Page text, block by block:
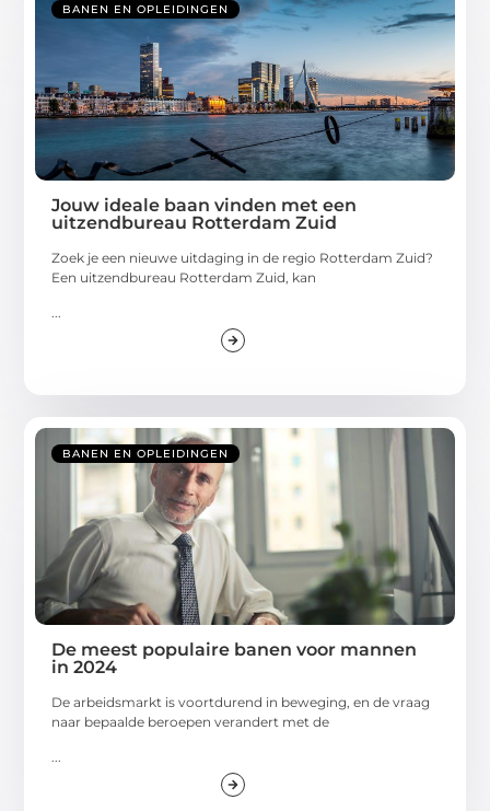
BANEN EN OPLEIDINGEN
Jouw ideale baan vinden met een
uitzendbureau Rotterdam Zuid
Zoek je een nieuwe uitdaging in de regio Rotterdam Zuid?
Een uitzendbureau Rotterdam Zuid, kan
BANEN EN OPLEIDINGEN
De meest populaire banen voor mannen
in 2024
De arbeidsmarkt is voortdurend in beweging, en de vraag
naar bepaalde beroepen verandert met de
...